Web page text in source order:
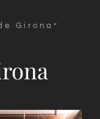
Girona”